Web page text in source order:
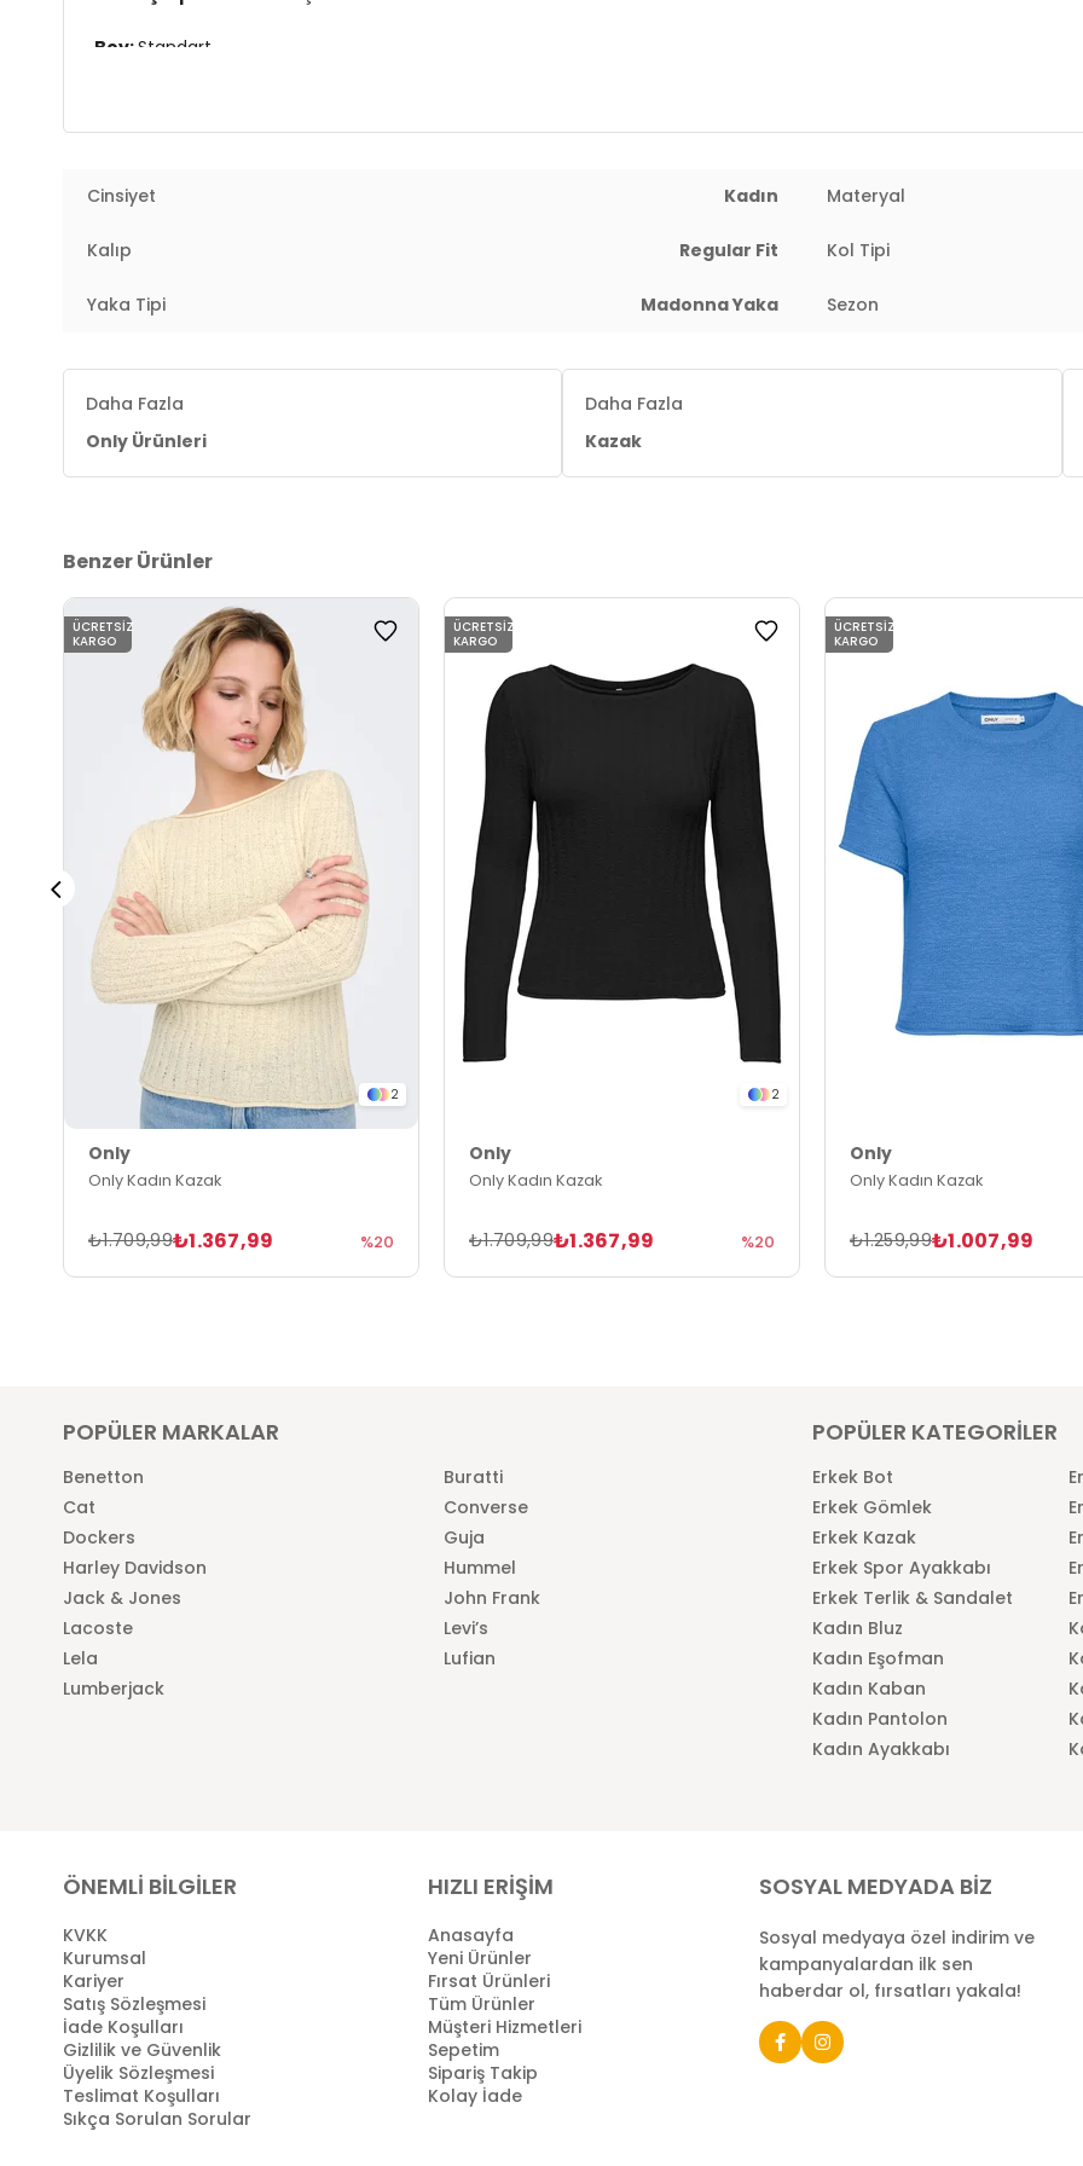
Boy:Standart
Menşei:
Cinsiyet Kadın Materyal
Kalıp Regular Fit Kol Tipi
Yaka Tipi Madonna Yaka Sezon
Daha Fazla
Only Ürünleri
Daha Fazla
Kazak
Benzer Ürünler
2
Only
Only Kadın Kazak
₺1.367,99
₺1.709,99 %20
ÜCRETSIZ
KARGO
2
Only
Only Kadın Kazak
₺1.367,99
₺1.709,99 %20
ÜCRETSIZ
KARGO
Only
Only Kadın Kazak
₺1.007,99
₺1.259,99
ÜCRETSIZ
KARGO
POPÜLER MARKALAR
Benetton
Buratti
Cat
Converse
Dockers
Guja
Harley Davidson
Hummel
Jack & Jones
John Frank
Lacoste
Levi’s
Lela
Lufian
Lumberjack
POPÜLER KATEGORİLER
Erkek Bot
Erkek Gömlek
Erkek Kazak
Erkek Spor Ayakkabı
Erkek Terlik & Sandalet
Kadın Bluz
Kadın Eşofman
Kadın Kaban
Kadın Pantolon
Kadın Ayakkabı
ÖNEMLİ BİLGİLER
KVKK
Kurumsal
Kariyer
Satış Sözleşmesi
İade Koşulları
Gizlilik ve Güvenlik
Üyelik Sözleşmesi
Teslimat Koşulları
Sıkça Sorulan Sorular
HIZLI ERİŞİM
Anasayfa
Yeni Ürünler
Fırsat Ürünleri
Tüm Ürünler
Müşteri Hizmetleri
Sepetim
Sipariş Takip
Kolay İade
SOSYAL MEDYADA BİZ
Sosyal medyaya özel indirim ve
kampanyalardan ilk sen
haberdar ol, fırsatları yakala!